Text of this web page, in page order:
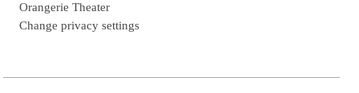
Orangerie Theater
Change privacy settings